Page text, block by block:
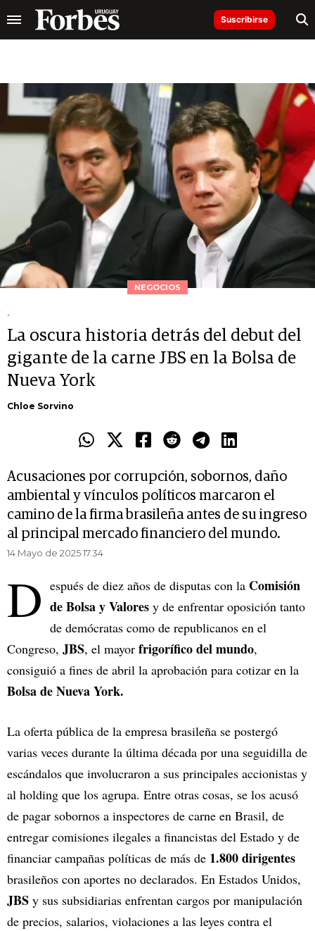
Suscribirse
NEGOCIOS
.
.
La oscura historia detrás del debut del
gigante de la carne JBS en la Bolsa de
Nueva York
Chloe Sorvino
Acusaciones por corrupción, sobornos, daño
ambiental y vínculos políticos marcaron el
camino de la firma brasileña antes de su ingreso
al principal mercado financiero del mundo.
14 Mayo de 2025 17.34
D espués de diez años de disputas con la Comisión
de Bolsa y Valores y de enfrentar oposición tanto
de demócratas como de republicanos en el
Congreso, JBS, el mayor frigorífico del mundo,
consiguió a fines de abril la aprobación para cotizar en la
Bolsa de Nueva York.
La oferta pública de la empresa brasileña se postergó
varias veces durante la última década por una seguidilla de
escándalos que involucraron a sus principales accionistas y
al holding que los agrupa. Entre otras cosas, se los acusó
de pagar sobornos a inspectores de carne en Brasil, de
entregar comisiones ilegales a financistas del Estado y de
financiar campañas políticas de más de 1.800 dirigentes
brasileños con aportes no declarados. En Estados Unidos,
JBS y sus subsidiarias enfrentan cargos por manipulación
de precios, salarios, violaciones a las leyes contra el